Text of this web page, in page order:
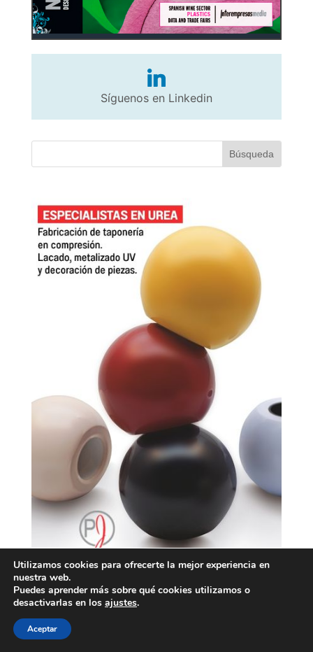
Síguenos en Linkedin
Utilizamos cookies para ofrecerte la mejor experiencia en
nuestra web.
Puedes aprender más sobre qué cookies utilizamos o
desactivarlas en los ajustes.
Aceptar